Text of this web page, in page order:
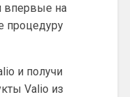
впервые на
процедуру
и получи
Valio из